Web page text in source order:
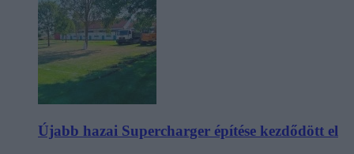
Újabb hazai Supercharger építése kezdődött el